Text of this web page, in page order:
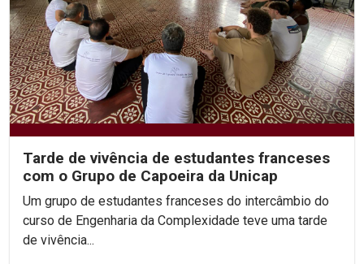
Tarde de vivência de estudantes franceses
com o Grupo de Capoeira da Unicap
Um grupo de estudantes franceses do intercâmbio do
curso de Engenharia da Complexidade teve uma tarde
de vivência...